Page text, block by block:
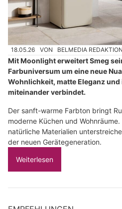
18.05.26 VON BELMEDIA REDAKTION
Mit Moonlight erweitert Smeg
Farbuniversum um eine neue
Wohnlichkeit, matte Eleganz
miteinander verbindet.
Der sanft-warme Farbton bringt
moderne Küchen und
natürliche Materialien
der neuen Gerätegeneration.
Weiterlesen